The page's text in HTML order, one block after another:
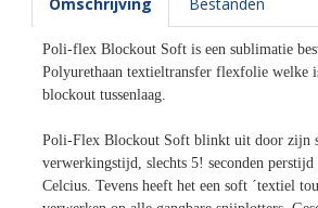
Poli-flex Blockout Soft is een sublimatie
Polyurethaan textieltransfer flexfolie welke
blockout tussenlaag.
Poli-Flex Blockout Soft blinkt uit door zijn
verwerkingstijd, slechts 5! seconden
Celcius. Tevens heeft het een soft ´textiel